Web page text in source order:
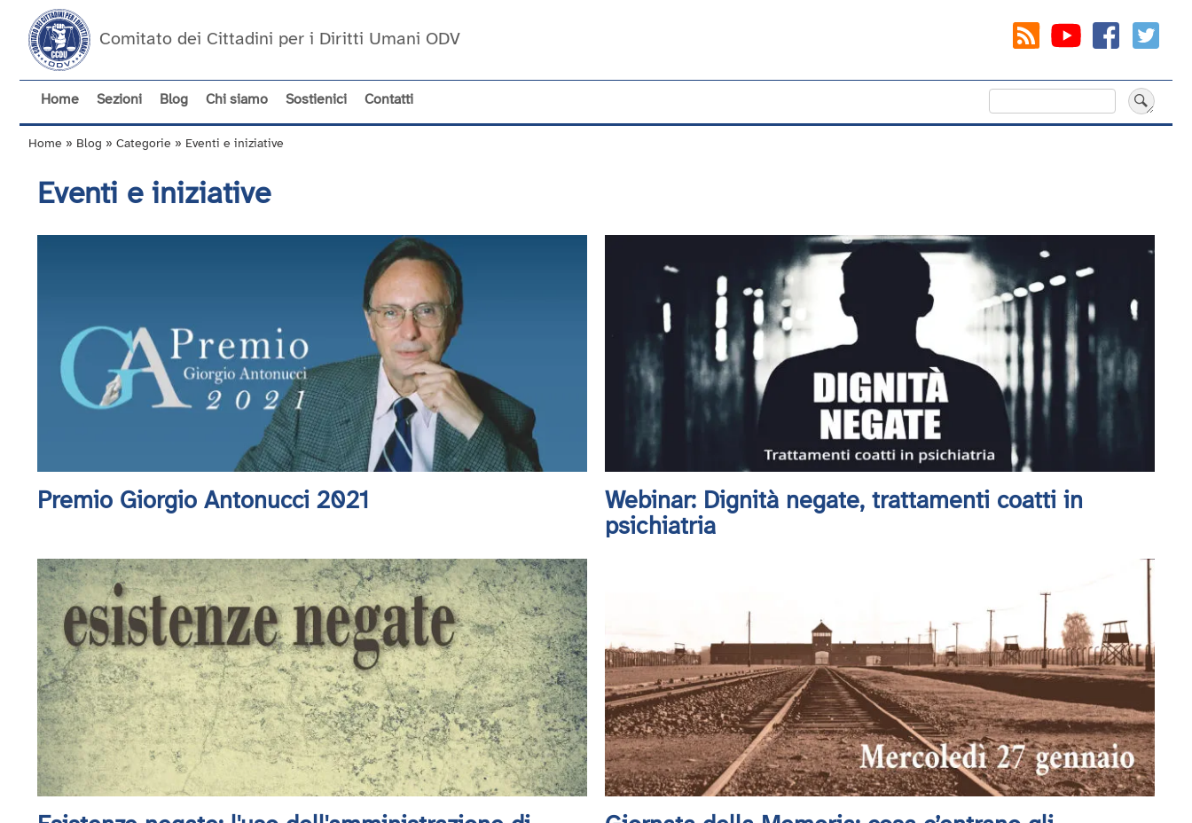
contenuto
principale
Comitato dei Cittadini per i Diritti Umani ODV
Navigazione
principale
Home Sezioni Blog Chi siamo Sostienici Contatti
Home Blog Categorie Eventi e iniziative
Eventi e iniziative
Premio Giorgio Antonucci 2021
Webinar: Dignità negate, trattamenti coatti in
psichiatria